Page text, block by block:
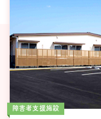
障害者支援施設